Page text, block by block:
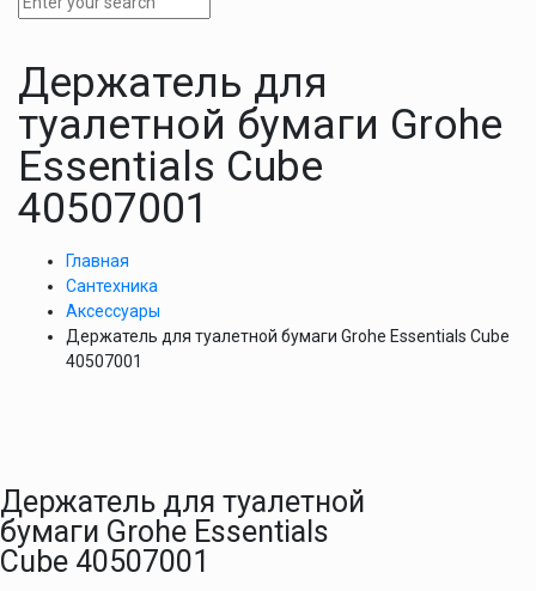
Держатель для
туалетной бумаги Grohe
Essentials Cube
40507001
Главная
Сантехника
Аксессуары
Держатель для туалетной бумаги Grohe Essentials Cube
40507001
Держатель для туалетной
бумаги Grohe Essentials
Cube 40507001